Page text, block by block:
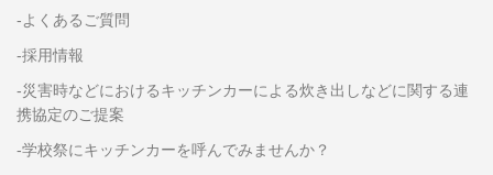
-よくあるご質問
-採用情報
-災害時などにおけるキッチンカーによる炊き出しなどに関する連
携協定のご提案
-学校祭にキッチンカーを呼んでみませんか？